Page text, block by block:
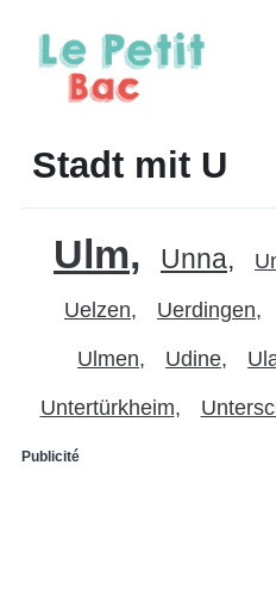
Stadt mit U
Ulm Unna
Uelzen Uerdingen
Ulmen Udine
Untertürkheim
Publicité